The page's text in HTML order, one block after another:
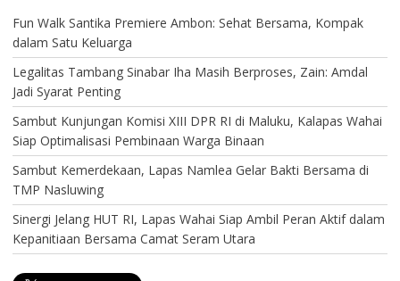
Fun Walk Santika Premiere Ambon: Sehat Bersama, Kompak
dalam Satu Keluarga
Legalitas Tambang Sinabar Iha Masih Berproses, Zain: Amdal
Jadi Syarat Penting
Sambut Kunjungan Komisi XIII DPR RI di Maluku, Kalapas Wahai
Siap Optimalisasi Pembinaan Warga Binaan
Sambut Kemerdekaan, Lapas Namlea Gelar Bakti Bersama di
TMP Nasluwing
Sinergi Jelang HUT RI, Lapas Wahai Siap Ambil Peran Aktif dalam
Kepanitiaan Bersama Camat Seram Utara